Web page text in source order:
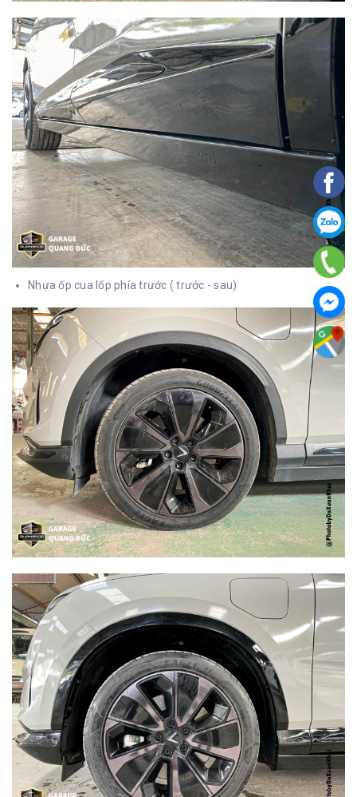
Nhựa ốp cua lốp phía trước ( trước - sau)